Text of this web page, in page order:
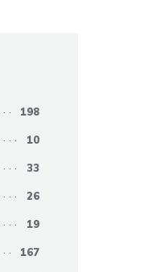
198
10
33
26
19
167